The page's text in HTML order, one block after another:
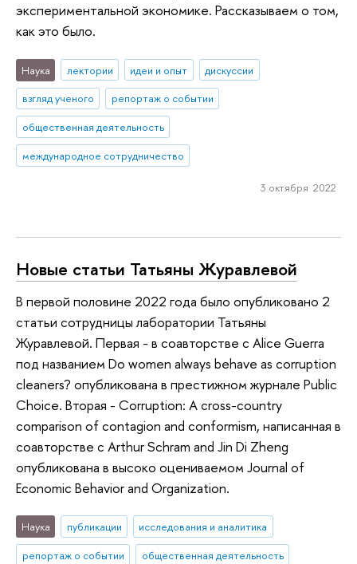
экспериментальной экономике. Рассказываем о том,
как это было.
Наука лектории идеи и опыт
дискуссии
взгляд ученого
репортаж о событии
общественная деятельность
международное сотрудничество
3 октября 2022
Новые статьи Татьяны Журавлевой
В первой половине 2022 года было опубликовано 2
статьи сотрудницы лаборатории Татьяны
Журавлевой. Первая - в соавторстве с Alice Guerra
под названием Do women always behave as corruption
cleaners? опубликована в престижном журнале Public
Choice. Вторая - Corruption: A cross-country
comparison of contagion and conformism, написанная в
соавторстве с Arthur Schram and Jin Di Zheng
опубликована в высоко оцениваемом Journal of
Economic Behavior and Organization.
Наука публикации
исследования и аналитика
репортаж о событии
общественная деятельность